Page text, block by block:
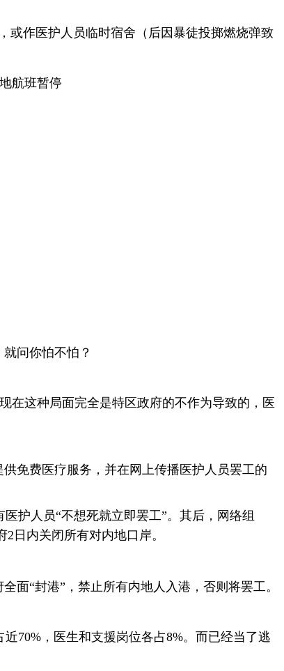
或作医护人员临时宿舍（后因暴徒投掷燃烧弹致
航班暂停
问你怕不怕？
在这种局面完全是特区政府的不作为导致的，医
免费医疗服务，并在网上传播医护人员罢工的
护人员“不想死就立即罢工”。其后，网络组
日内关闭所有对内地口岸。
面“封港”，禁止所有内地人入港，否则将罢工。
70%，医生和支援岗位各占8%。而已经当了逃